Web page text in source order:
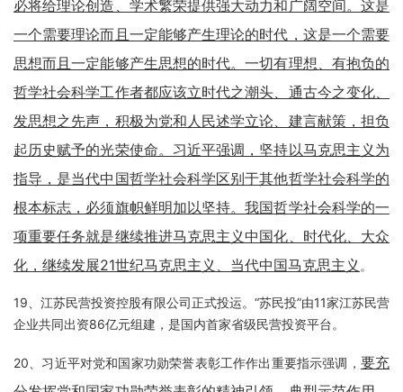
必将给理论创造、学术繁荣提供强大动力和广阔空间。这是
一个需要理论而且一定能够产生理论的时代，这是一个需要
思想而且一定能够产生思想的时代。一切有理想、有抱负的
哲学社会科学工作者都应该立时代之潮头、通古今之变化、
发思想之先声，积极为党和人民述学立论、建言献策，担负
起历史赋予的光荣使命。习近平强调，坚持以马克思主义为
指导，是当代中国哲学社会科学区别于其他哲学社会科学的
根本标志，必须旗帜鲜明加以坚持。我国哲学社会科学的一
项重要任务就是继续推进马克思主义中国化、时代化、大众
化，继续发展21世纪马克思主义、当代中国马克思主义 。
19、江苏民营投资控股有限公司正式投运。“苏民投”由11家江苏民营
企业共同出资86亿元组建，是国内首家省级民营投资平台。
20、习近平对党和国家功勋荣誉表彰工作作出重要指示强调， 要充